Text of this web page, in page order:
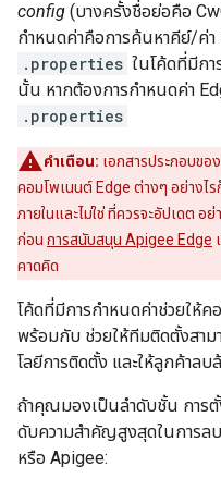
config (บางครั้งชื่อย่อคือ
กำหนดค่าคือการค้นหาคีย์/ค่
.properties ในโค้ดที่มีกา
นั้น หากต้องการกำหนดค่า
.properties
คำเตือน: เอกสารประกอบข
คอมโพเนนต์ Edge ต่างๆ อย่างไร
ภายในและไม่ใช่ ที่ควรจะอัปเดต อ
ก่อน การสนับสนุน Apigee Edge
คาดคิด
โค้ดที่มีการกำหนดค่าช่วยให้
พร้อมกับ ช่วยให้ทีมติดตั้งสาม
โลยีการติดตั้ง และให้ลูกค้าลบ
ถ้าคุณมองเป็นลำดับชั้น การตั้
ดับความสําคัญสูงสุดในการล
หรือ Apigee: